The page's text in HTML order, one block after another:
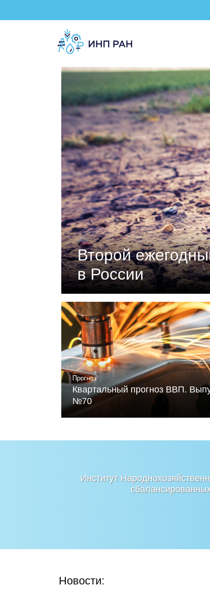
Второй
в России
Документ подготовлен
«Климатическая политика и
устойчивого развития и
Читать
Прогноз
Квартальный прогноз ВВП.
№70
Институт
Новости: